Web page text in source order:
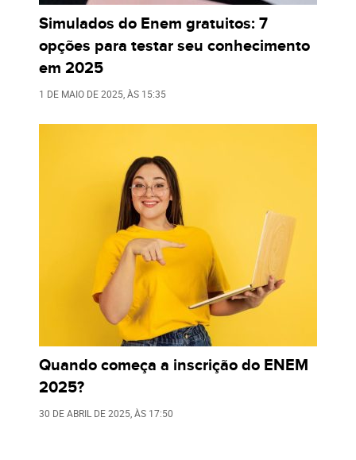
Simulados do Enem gratuitos: 7
opções para testar seu conhecimento
em 2025
1 DE MAIO DE 2025 , ÀS 15:35
Quando começa a inscrição do ENEM
2025?
30 DE ABRIL DE 2025 , ÀS 17:50